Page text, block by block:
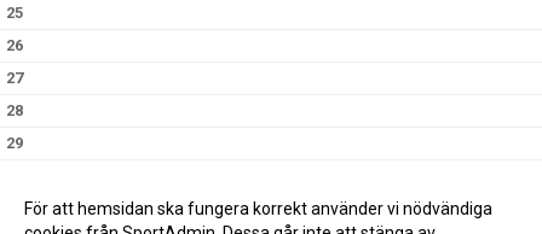
25
26
27
28
29
För att hemsidan ska fungera korrekt använder vi nödvändiga